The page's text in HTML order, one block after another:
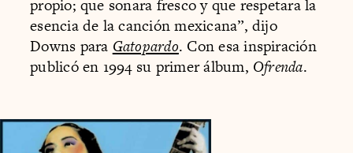
propio; que sonara fresco y que respetara la
esencia de la canción mexicana”, dijo
Downs para Gatopardo. Con esa inspiración
publicó en 1994 su primer álbum, Ofrenda.